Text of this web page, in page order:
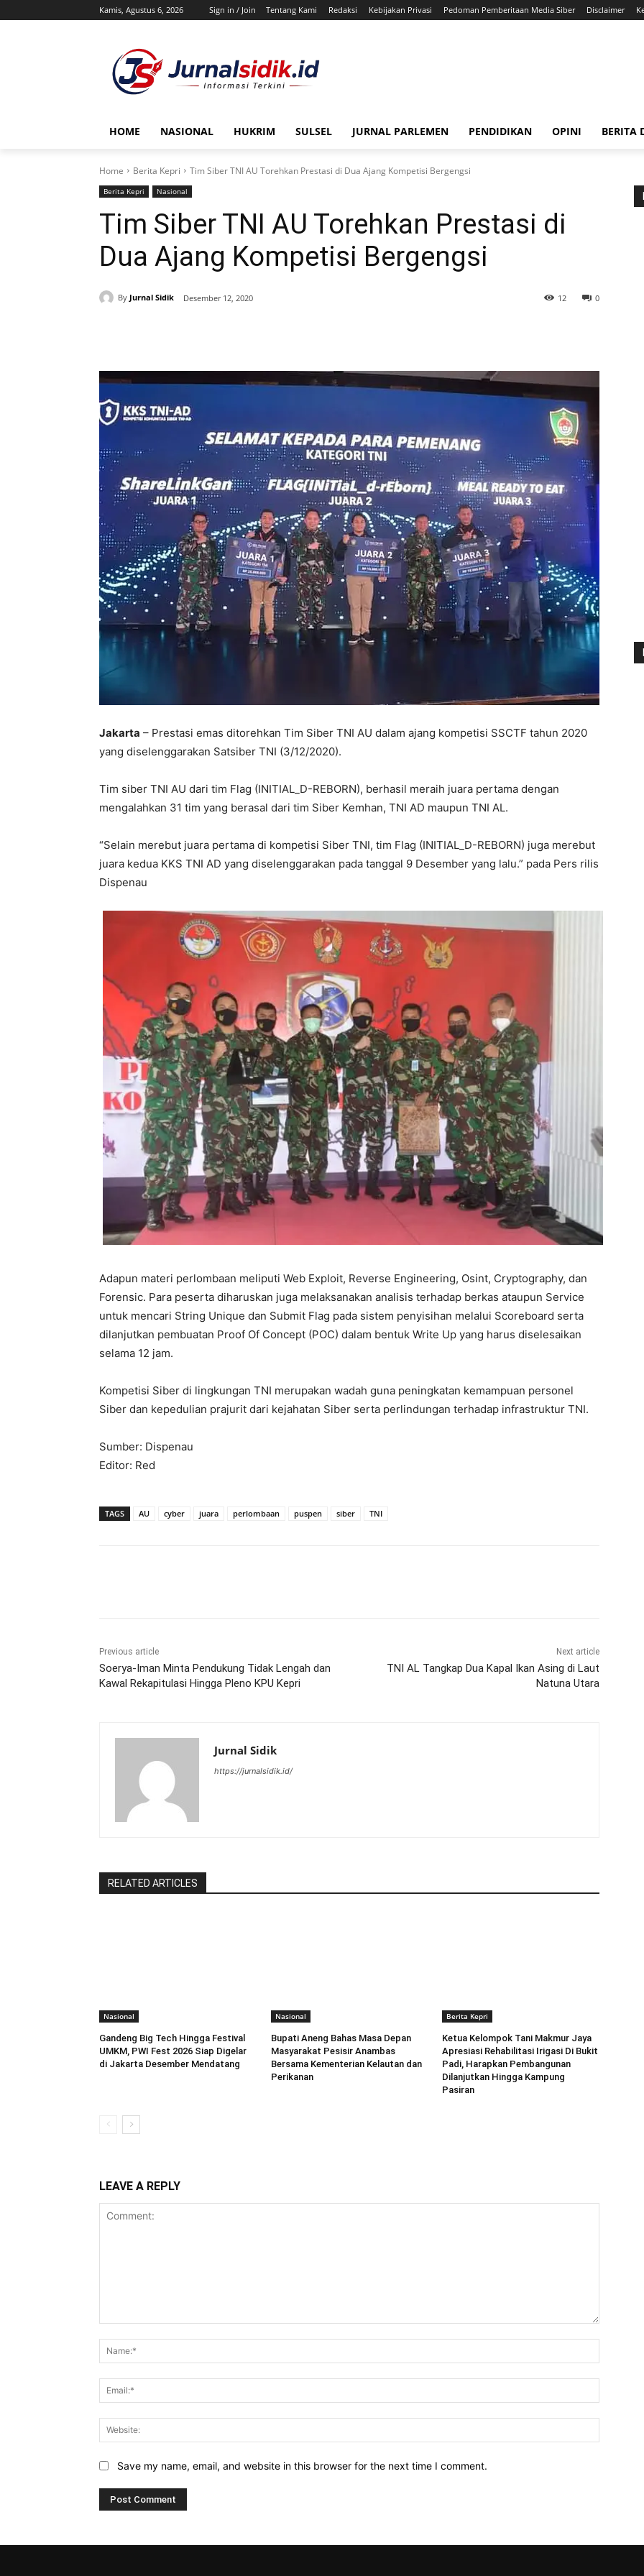
Kamis, Agustus 6, 2026 Sign in / Join Tentang Kami Redaksi Kebijakan Privasi Pedoman Pemberitaan Media Siber Disclaimer
HOME NASIONAL HUKRIM SULSEL JURNAL PARLEMEN PENDIDIKAN OPINI BERITA
Home Berita Kepri Tim Siber TNI AU Torehkan Prestasi di Dua Ajang Kompetisi Bergengsi
Berita Kepri Nasional
Tim Siber TNI AU Torehkan Prestasi di
Dua Ajang Kompetisi Bergengsi
By Jurnal Sidik Desember 12, 2020 0
12
Jakarta – Prestasi emas ditorehkan Tim Siber TNI AU dalam ajang kompetisi SSCTF tahun 2020
yang diselenggarakan Satsiber TNI (3/12/2020).
Tim siber TNI AU dari tim Flag (INITIAL_D-REBORN), berhasil meraih juara pertama dengan
mengalahkan 31 tim yang berasal dari tim Siber Kemhan, TNI AD maupun TNI AL.
“Selain merebut juara pertama di kompetisi Siber TNI, tim Flag (INITIAL_D-REBORN) juga merebut
juara kedua KKS TNI AD yang diselenggarakan pada tanggal 9 Desember yang lalu.” pada Pers rilis
Dispenau
Adapun materi perlombaan meliputi Web Exploit, Reverse Engineering, Osint, Cryptography, dan
Forensic. Para peserta diharuskan juga melaksanakan analisis terhadap berkas ataupun Service
untuk mencari String Unique dan Submit Flag pada sistem penyisihan melalui Scoreboard serta
dilanjutkan pembuatan Proof Of Concept (POC) dalam bentuk Write Up yang harus diselesaikan
selama 12 jam.
Kompetisi Siber di lingkungan TNI merupakan wadah guna peningkatan kemampuan personel
Siber dan kepedulian prajurit dari kejahatan Siber serta perlindungan terhadap infrastruktur TNI.
Sumber: Dispenau
Editor: Red
TAGS AU cyber juara perlombaan puspen siber TNI
Previous article
Soerya-Iman Minta Pendukung Tidak Lengah dan
Kawal Rekapitulasi Hingga Pleno KPU Kepri
Next article
TNI AL Tangkap Dua Kapal Ikan Asing di Laut
Natuna Utara
Jurnal Sidik
https://jurnalsidik.id/
RELATED ARTICLES
Nasional
Gandeng Big Tech Hingga Festival
UMKM, PWI Fest 2026 Siap Digelar
di Jakarta Desember Mendatang
Nasional
Bupati Aneng Bahas Masa Depan
Masyarakat Pesisir Anambas
Bersama Kementerian Kelautan dan
Perikanan
Berita Kepri
Ketua Kelompok Tani Makmur Jaya
Apresiasi Rehabilitasi Irigasi Di Bukit
Padi, Harapkan Pembangunan
Dilanjutkan Hingga Kampung
Pasiran ‎
LEAVE A REPLY
Save my name, email, and website in this browser for the next time I comment.